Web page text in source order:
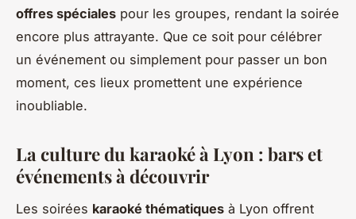
offres spéciales pour les groupes, rendant la soirée
encore plus attrayante. Que ce soit pour célébrer
un événement ou simplement pour passer un bon
moment, ces lieux promettent une expérience
inoubliable.
La culture du karaoké à Lyon : bars et
événements à découvrir
Les soirées karaoké thématiques à Lyon offrent